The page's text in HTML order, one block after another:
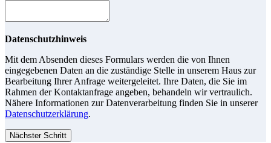
Datenschutzhinweis
Mit dem Absenden dieses Formulars werden die von Ihnen
eingegebenen Daten an die zuständige Stelle in unserem Haus zur
Bearbeitung Ihrer Anfrage weitergeleitet. Ihre Daten, die Sie im
Rahmen der Kontaktanfrage angeben, behandeln wir vertraulich.
Nähere Informationen zur Datenverarbeitung finden Sie in unserer
Datenschutzerklärung.
Nächster Schritt